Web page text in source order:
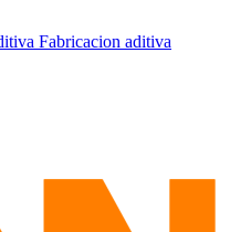
Fabricacion aditiva